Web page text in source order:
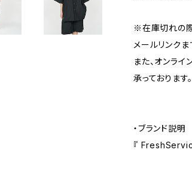
※在庫切れの
メールリンク
また、オンラ
承っております。
・ブランド説明
『